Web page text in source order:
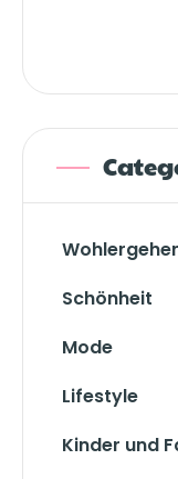
Schönheit
Mode
Lifestyle
Kinder und